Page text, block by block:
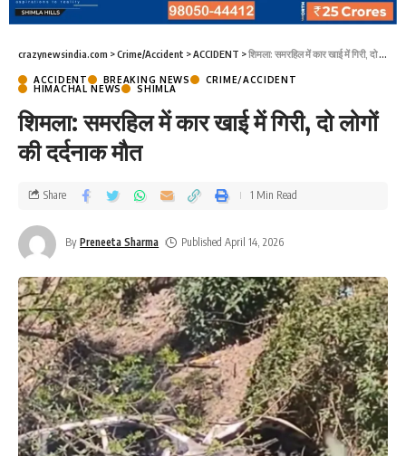
crazynewsindia.com >Crime/Accident >ACCIDENT >शिमला: समरहिल में कार खाई में गिरी, दो लोगों की दर्दनाक मौत
ACCIDENT BREAKING NEWS
CRIME/ACCIDENT
HIMACHAL NEWS
SHIMLA
शिमला: समरहिल में कार खाई में गिरी, दो लोगों
की दर्दनाक मौत
By Preneeta Sharma Published April 14, 2026
Share 1 Min Read